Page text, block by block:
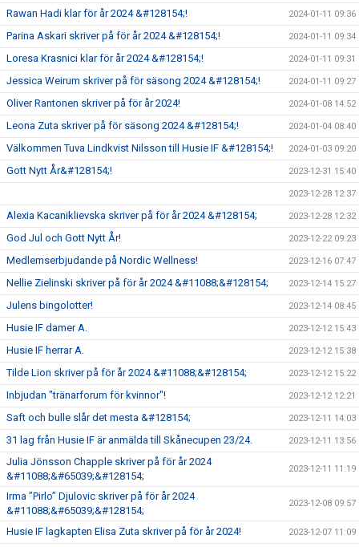
Rawan Hadi klar för år 2024 &#128154;! 2024-01-11 09:36
Parina Askari skriver på för år 2024 &#128154;! 2024-01-11 09:34
Loresa Krasnici klar för år 2024 &#128154;! 2024-01-11 09:31
Jessica Weirum skriver på för säsong 2024 &#128154;! 2024-01-11 09:27
Oliver Rantonen skriver på för år 2024! 2024-01-08 14:52
Leona Zuta skriver på för säsong 2024 &#128154;! 2024-01-04 08:40
Välkommen Tuva Lindkvist Nilsson till Husie IF &#128154;! 2024-01-03 09:20
Gott Nytt År&#128154;! 2023-12-31 15:40
2023-12-28 12:37
Alexia Kacaniklievska skriver på för år 2024 &#128154; 2023-12-28 12:32
God Jul och Gott Nytt År! 2023-12-22 09:23
Medlemserbjudande på Nordic Wellness! 2023-12-16 07:47
Nellie Zielinski skriver på för år 2024 &#11088;&#128154; 2023-12-14 15:27
Julens bingolotter! 2023-12-14 08:45
Husie IF damer A. 2023-12-12 15:43
Husie IF herrar A. 2023-12-12 15:38
Tilde Lion skriver på för år 2024 &#11088;&#128154; 2023-12-12 15:22
Inbjudan "tränarforum för kvinnor"! 2023-12-12 12:21
Saft och bulle slår det mesta &#128154; 2023-12-11 14:03
31 lag från Husie IF är anmälda till Skånecupen 23/24. 2023-12-11 13:56
Julia Jönsson Chapple skriver på för år 2024
&#11088;&#65039;&#128154;
2023-12-11 11:19
Irma ”Pirlo” Djulovic skriver på för år 2024
&#11088;&#65039;&#128154;
2023-12-08 09:57
Husie IF lagkapten Elisa Zuta skriver på för år 2024! 2023-12-07 11:09